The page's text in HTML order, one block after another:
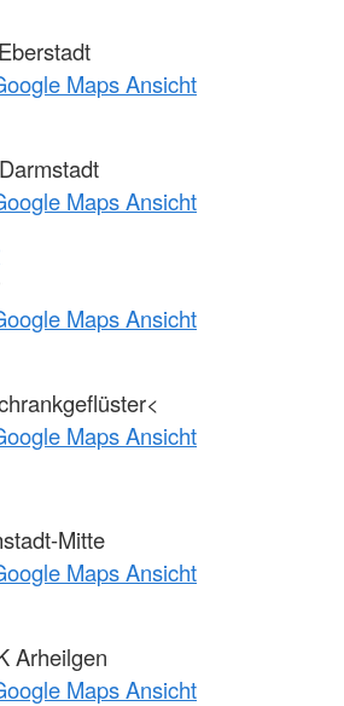
Maps Ansicht
Maps Ansicht
Maps Ansicht
Maps Ansicht
Mitte
Maps Ansicht
Arheilgen
Maps Ansicht